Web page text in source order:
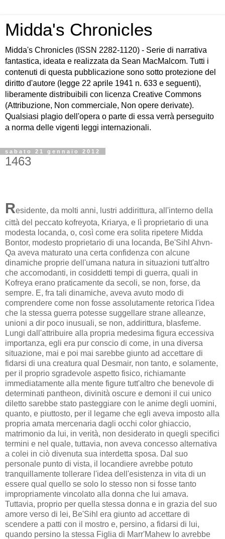
Midda's Chronicles
Midda's Chronicles (ISSN 2282-1120) - Serie di narrativa
fantastica, ideata e realizzata da Sean MacMalcom. Tutti i
contenuti di questa pubblicazione sono sotto protezione del
diritto d'autore (legge 22 aprile 1941 n. 633 e seguenti),
liberamente distribuibili con licenza Creative Commons
(Attribuzione, Non commerciale, Non opere derivate).
Qualsiasi plagio dell'opera o parte di essa verrà perseguito
a norma delle vigenti leggi internazionali.
sabato 21 gennaio 2012
1463
Residente, da molti anni, lustri addirittura, all'interno della
città del peccato kofreyota, Kriarya, e lì proprietario di una
modesta locanda, o, così come era solita ripetere Midda
Bontor, modesto proprietario di una locanda, Be'Sihl Ahvn-
Qa aveva maturato una certa confidenza con alcune
dinamiche proprie dell'umana natura in situazioni tutt'altro
che accomodanti, in cosiddetti tempi di guerra, quali in
Kofreya erano praticamente da secoli, se non, forse, da
sempre. E, fra tali dinamiche, aveva avuto modo di
comprendere come non fosse assolutamente retorica l'idea
che la stessa guerra potesse suggellare strane alleanze,
unioni a dir poco inusuali, se non, addirittura, blasfeme.
Lungi dall'attribuire alla propria medesima figura eccessiva
importanza, egli era pur conscio di come, in una diversa
situazione, mai e poi mai sarebbe giunto ad accettare di
fidarsi di una creatura qual Desmair, non tanto, e solamente,
per il proprio sgradevole aspetto fisico, richiamante
immediatamente alla mente figure tutt'altro che benevole di
determinati pantheon, divinità oscure e demoni il cui unico
diletto sarebbe stato pasteggiare con le anime degli uomini,
quanto, e piuttosto, per il legame che egli aveva imposto alla
propria amata mercenaria dagli occhi color ghiaccio,
matrimonio da lui, in verità, non desiderato in quegli specifici
termini e nel quale, tuttavia, non aveva concesso alternativa
a colei in ciò divenuta sua interdetta sposa. Dal suo
personale punto di vista, il locandiere avrebbe potuto
tranquillamente tollerare l'idea dell'esistenza in vita di un
essere qual quello se solo lo stesso non si fosse tanto
impropriamente vincolato alla donna che lui amava.
Tuttavia, proprio per quella stessa donna e in grazia del suo
amore verso di lei, Be'Sihl era giunto ad accettare di
scendere a patti con il mostro e, persino, a fidarsi di lui,
quando persino la stessa Figlia di Marr'Mahew lo avrebbe